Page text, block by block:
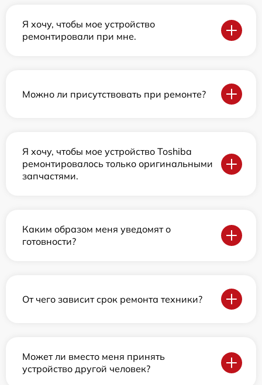
Я хочу, чтобы мое устройство
ремонтировали при мне.
Можно ли присутствовать при ремонте?
Я хочу, чтобы мое устройство Toshiba
ремонтировалось только оригинальными
запчастями.
Каким образом меня уведомят о
готовности?
От чего зависит срок ремонта техники?
Может ли вместо меня принять
устройство другой человек?